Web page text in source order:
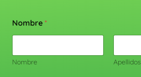
Nombre *
Nombre Apellidos